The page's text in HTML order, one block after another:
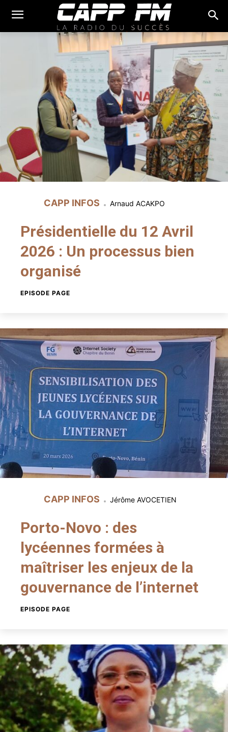
CAPP INFOS Arnaud ACAKPO
Présidentielle du 12 Avril
2026 : Un processus bien
organisé
EPISODE PAGE
CAPP INFOS Jérôme AVOCETIEN
Porto-Novo : des
lycéennes formées à
maîtriser les enjeux de la
gouvernance de l’internet
EPISODE PAGE